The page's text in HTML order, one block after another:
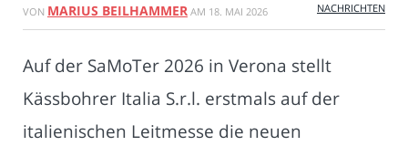
VON MARIUS BEILHAMMER AM 18. MAI 2026 NACHRICHTEN
Auf der SaMoTer 2026 in Verona stellt
Kässbohrer Italia S.r.l. erstmals auf der
italienischen Leitmesse die neuen